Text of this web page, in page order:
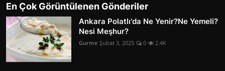
En Çok Görüntülenen Gönderiler
Ankara Polatlı'da Ne Yenir?Ne Yemeli?
Nesi Meşhur?
Gurme Şubat 3, 2025 0 2.4K